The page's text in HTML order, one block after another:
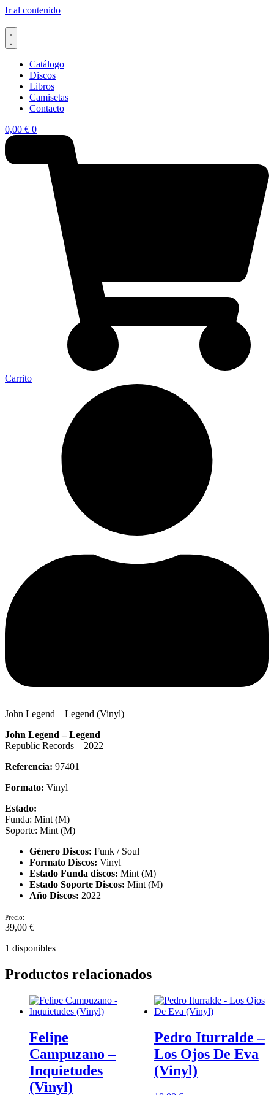
Ir al contenido
Catálogo
Discos
Libros
Camisetas
Contacto
0,00 € 0
Carrito
John Legend – Legend (Vinyl)
John Legend – Legend
Republic Records – 2022
Referencia: 97401
Formato: Vinyl
Estado:
Funda: Mint (M)
Soporte: Mint (M)
Género Discos: Funk / Soul
Formato Discos: Vinyl
Estado Funda discos: Mint (M)
Estado Soporte Discos: Mint (M)
Año Discos: 2022
Precio:
39,00 €
1 disponibles
Productos relacionados
Felipe
Campuzano –
Inquietudes
(Vinyl)
Pedro Iturralde –
Los Ojos De Eva
(Vinyl)